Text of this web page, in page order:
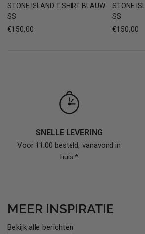
STONE ISLAND T-SHIRT BLAUW
SS
€150,00
STONE
SS
€150,00
SNELLE LEVERING
Voor 11:00 besteld, vanavond in
huis.*
MEER INSPIRATIE
Bekijk alle berichten